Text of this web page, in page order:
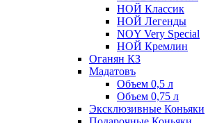
НОЙ Классик
НОЙ Легенды
NOY Very Speсial
НОЙ Кремлин
Оганян КЗ
Мадатовъ
Объем 0,5 л
Объем 0,75 л
Эксклюзивные Коньяки